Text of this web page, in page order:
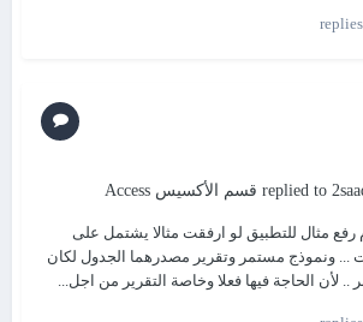
قسم الأكسيس Access
مثال للتطبيق لو ارفقت مثالا يشتمل على
... ونموذج مستمر وتقرير مصدرهما الجدول لكان
لأن الحاجة فيها فعلا وخاصة التقرير من اجل...